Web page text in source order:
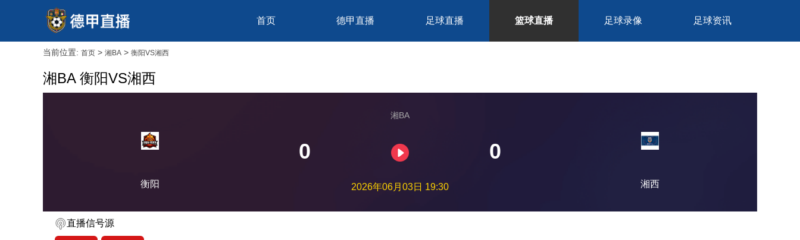
首页 德甲直播 足球直播 篮球直播 足球录像 足球资讯
当前位置: 首页 > 湘BA > 衡阳VS湘西
湘BA 衡阳VS湘西
衡阳
湘BA
0 0
2026年06月03日 19:30 湘西
直播信号源